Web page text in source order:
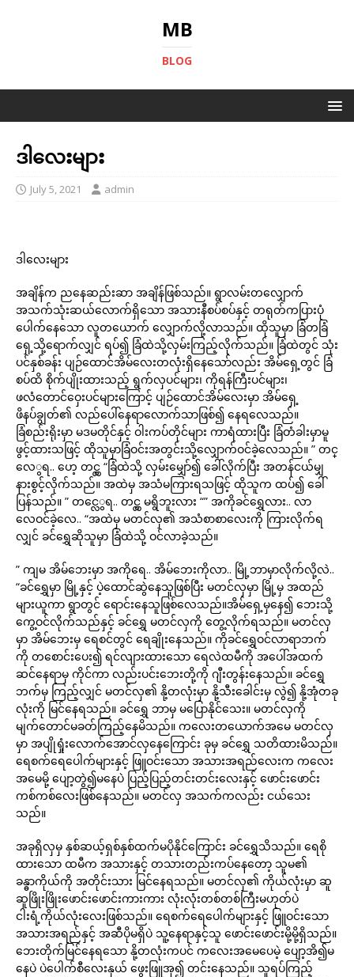
MB
BLOG
ဒါလေးများ
July 5, 2021 admin
ဒါလေးများ
အချိန်က ညနေဆည်းဆာ အချိန်ဖြစ်သည်။ ရွာလမ်းတလျှောက်
အသက်သုံးဆယ်လောက်ရှိသော အသားနီစပ်စပ်နှင့် တရုတ်ကပြားပုံ
ပေါက်နေသော လူတယောက် လျှောက်လို့လာသည်။ ထိုသူမှာ ခြံတခြံ
ရှေ့သို့ရောက်လျှင် ရပ်၍ ခြံထဲသို့လှမ်းကြည့်လိုက်သည်။ ခြံထဲတွင် သုံး
ပင်နှစ်ခန်း ပျဉ်ထောင်အိမ်လေးတလုံးရှိနေသော်လည်း အိမ်ရှေ့တွင် ခြံ
စပ်ထိ စိုက်ပျိုးထားသည့် ရွက်လှပင်များ၊ ကိုရန်ကြီးပင်များ၊
ဖလံတောင်ဝှေးပင်များကြောင့် ပျဉ်ထောင်အိမ်လေးမှာ အိမ်ရှေ့
ဖိနပ်ချွတ်၏ လည်ပေါ်နေရာလောက်သာဖြစ်၍ နေရလေသည်။
ခြံစည်းရိုးမှာ မဒမတိုင်နှင့် ဝါးကပ်တိုင်များ ကာရံထားပြီး ခြံတံခါးမှာမူ
ဖွင့်ထားသဖြင့် ထိုသူမှာခြံဝင်းအတွင်းသို့လျှောက်ဝင်ခဲ့လေသည်။ ” တင္
လေွရ.. ဟေ့ တင္လွ “ခြံထဲသို့ လှမ်းမျှော်၍ ခေါ်လိုက်ပြီး အတန်ငယ်မျှ
နားစွင့်လိုက်သည်။ အထဲမှ အသံမကြားရသဖြင့် ထိုသူက ထပ်၍ ခေါ်
ပြန်သည်။ ” တင္လေွရ.. တင္လွ မရွိဘူးလား “” အကိုခင်ရွှေလား.. လာ
လေဝင်ခဲ့လေ.. “အထဲမှ မတင်လှ၏ အသံစာစာလေးကို ကြားလိုက်ရ
လျှင် ခင်ရွှေဆိုသူမှာ ခြံထဲသို့ ဝင်လာခဲ့သည်။
” ကျမ အိမ်ဘေးမှာ အကိုရေ.. အိမ်ဘေးကိုလာ.. မြို့ဘာမှာလိုက်လို့လဲ..
“ခင်ရွှေမှာ မြို့နှင့် ပဲ့ထောင်ဆွဲနေသူဖြစ်ပြီး မတင်လှမှာ မြို့မှ အထည်
များယူကာ ရွာတွင် ရောင်းနေသူဖြစ်လေသည်။အိမ်ရှေ့မှနေ၍ ဘေးသို့
ကွေ့ဝင်လိုက်သည်နှင့် ခင်ရွှေ မတင်လှကို တွေ့လိုက်ရသည်။ မတင်လှ
မှာ အိမ်ဘေးမှ ရေစင်တွင် ရေချိုးနေသည်။ ကိုခင်ရွှေဝင်လာရာဘက်
ကို တစောင်းပေး၍ ရင်လျားထားသော ရေလဲထမီကို အပေါ်အထက်
ဆင်နေရာမှ ကိုင်ကာ လည်းပင်းဘေးတို့ကို ဂျီးတွန်းနေသည်။ ခင်ရွှေ
ဘက်မှ ကြည့်လျှင် မတင်လှ၏ နို့တလုံးမှာ နို့သီးခေါင်းမှ လွဲ၍ နို့အုံတခု
လုံးကို မြင်နေရသည်။ ခင်ရွှေ ဘာမှ မပြောနိုင်သေး။ မတင်လှကို
မျက်တောင်မခတ်ကြည့်နေမိသည်။ ကလေးတယောက်အမေ မတင်လှ
မှာ အပျိုရှုံးလောက်အောင်လှနေကြောင်း ခုမှ ခင်ရွှေ သတိထားမိသည်။
ရေစက်ရေပေါက်များနှင့် ဖြူဝင်းသော အသားအရည်လေးက ကလေး
အမေမို့ ပျော့တွဲ၍မနေပဲ ပြည့်ပြည့်တင်းတင်းလေးနှင့် ဖောင်းဖောင်း
ကစ်ကစ်လေးဖြစ်နေသည်။ မတင်လှ အသက်ကလည်း ငယ်သေး
သည်။
အခုရှိလှမှ နှစ်ဆယ့်ရှစ်နှစ်ထက်မပိုနိုင်ကြောင်း ခင်ရွှေသိသည်။ ရေစို
ထားသော ထမီက အသားနှင့် တသားတည်းကပ်နေတော့ သူမ၏
ခန္ဓာကိုယ်ကို အတိုင်းသား မြင်နေရသည်။ မတင်လှ၏ ကိုယ်လုံးမှာ ဆူ
ဆူဖြိုးဖြိုးဖောင်းဖောင်းကားကား လုံးလုံးတစ်တစ်ကြီးမဟုတ်ပဲ
ငါးရံ့ကိုယ်လုံးလေးဖြစ်သည်။ ရေစက်ရေပေါက်များနှင့် ဖြူဝင်းသော
အသားအရည်နှင့် အဆီပိုမရှိပဲ သူ့နေရာနှင့်သူ ဖောင်းဖောင်းမို့မို့ရှိသည်။
ဘေးတိုက်မြင်နေရသော နို့တလုံးကပင် ကလေးအမေပေမဲ့ ပျော့အိ၍မ
နေပဲ ပဲပေါက်စီလေးနှယ် ဖွေးဖြူအု၍ တင်းနေသည်။ သူရပ်ကြည့်